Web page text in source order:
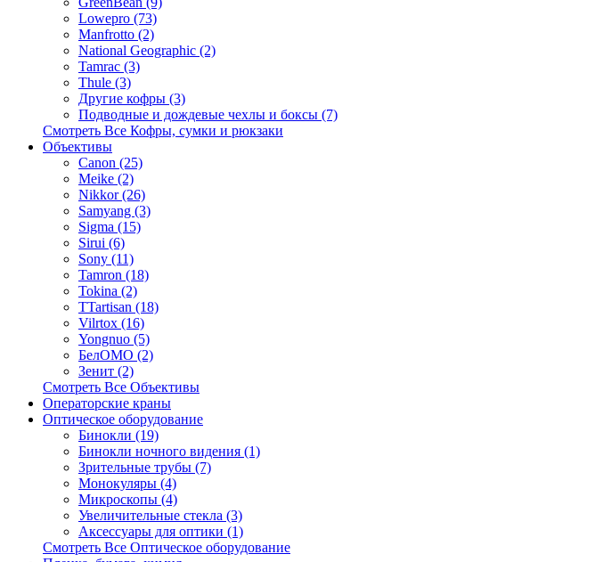
Lowepro (73)
Manfrotto (2)
National Geographic (2)
Tamrac (3)
Thule (3)
Другие кофры (3)
Подводные и дождевые чехлы и боксы (7)
Смотреть Все Кофры, сумки и рюкзаки
Объективы
Canon (25)
Meike (2)
Nikkor (26)
Samyang (3)
Sigma (15)
Sirui (6)
Sony (11)
Tamron (18)
Tokina (2)
TTartisan (18)
Vilrtox (16)
Yongnuo (5)
БелOMO (2)
Зенит (2)
Смотреть Все Объективы
Операторские краны
Оптическое оборудование
Бинокли (19)
Бинокли ночного видения (1)
Зрительные трубы (7)
Монокуляры (4)
Микроскопы (4)
Увеличительные стекла (3)
Аксессуары для оптики (1)
Смотреть Все Оптическое оборудование